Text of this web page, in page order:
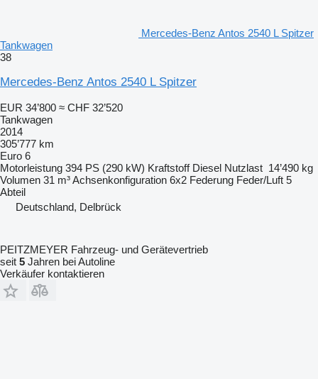
Mercedes-Benz Antos 2540 L Spitzer
Tankwagen
38
Mercedes-Benz Antos 2540 L Spitzer
EUR 34’800 ≈ CHF 32’520
Tankwagen
2014
305’777 km
Euro 6
Motorleistung 394 PS (290 kW) Kraftstoff Diesel Nutzlast 14’490 kg
Volumen 31 m³Achsenkonfiguration 6x2 Federung Feder/Luft 5
Abteil
Deutschland, Delbrück
PEITZMEYER Fahrzeug- und Gerätevertrieb
seit 5 Jahren bei Autoline
Verkäufer kontaktieren